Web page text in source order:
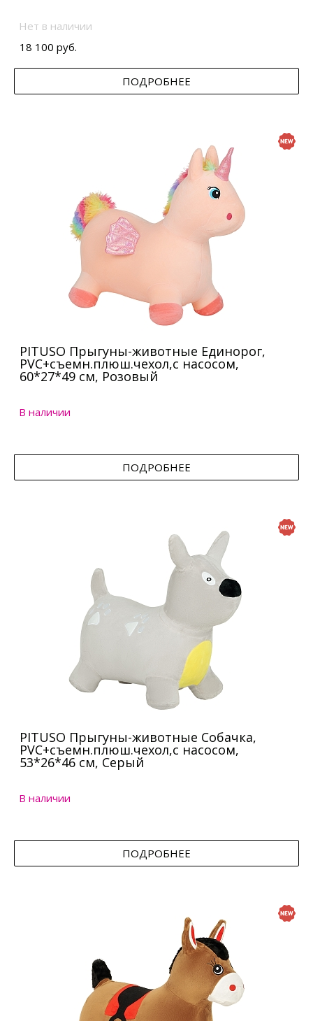
Нет в наличии
18 100 руб.
ПОДРОБНЕЕ
PITUSO Прыгуны-животные Единорог,
PVC+съемн.плюш.чехол,с насосом,
60*27*49 см, Розовый
В наличии
ПОДРОБНЕЕ
PITUSO Прыгуны-животные Собачка,
PVC+съемн.плюш.чехол,с насосом,
53*26*46 см, Серый
В наличии
ПОДРОБНЕЕ